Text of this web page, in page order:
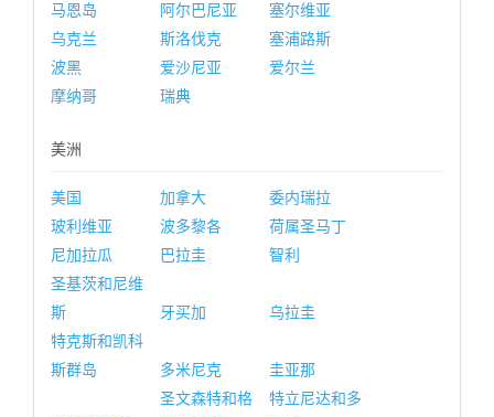
马恩岛
阿尔巴尼亚
塞尔维亚
乌克兰
斯洛伐克
塞浦路斯
波黑
爱沙尼亚
爱尔兰
摩纳哥
瑞典
美洲
美国 加拿大
委内瑞拉
玻利维亚
波多黎各
荷属圣马丁
尼加拉瓜
巴拉圭
智利
圣基茨和尼维
斯
牙买加
乌拉圭
特克斯和凯科
斯群岛
多米尼克 圭亚那
圣文森特和格
特立尼达和多